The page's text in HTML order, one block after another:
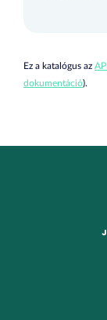
Ez a katalógus az API
dokumentáció).